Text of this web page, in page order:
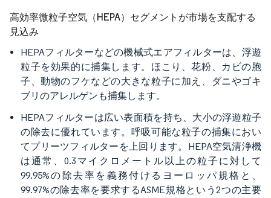
高効率微粒子空気（HEPA）セグメントが市場を支配する
見込み
HEPAフィルターなどの機械式エアフィルターは、浮遊
粒子を効果的に捕集します。ほこり、花粉、カビの胞
子、動物のフケなどの大きな粒子に加え、ダニやゴキ
ブリのアレルゲンも捕集します。
HEPAフィルターは広い表面積を持ち、大小の浮遊粒子
の除去に優れています。呼吸可能な粒子の捕集におい
てプリーツフィルターを上回ります。HEPA空気清浄機
は通常、0.3マイクロメートル以上の粒子に対して
99.95%の除去率を義務付けるヨーロッパ規格と、
99.97%の除去率を要求するASME規格という2つの主要